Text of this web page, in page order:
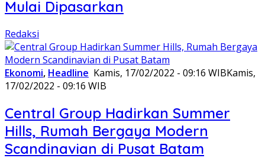
Mulai Dipasarkan
Redaksi
Ekonomi, Headline Kamis, 17/02/2022 - 09:16 WIBKamis,
17/02/2022 - 09:16 WIB
Central Group Hadirkan Summer
Hills, Rumah Bergaya Modern
Scandinavian di Pusat Batam